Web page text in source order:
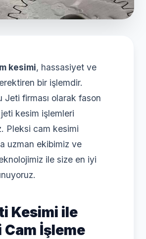
kesimi, hassasiyet ve
bir işlemdir.
Jeti firması olarak fason
kesim işlemleri
Pleksi cam kesimi
uzman ekibimiz ve
ile size en iyi
Kesimi ile
Cam İşleme